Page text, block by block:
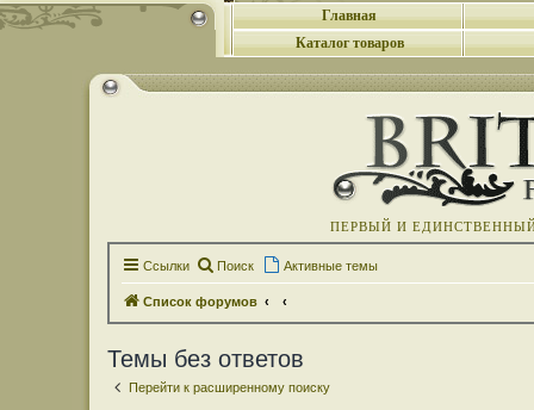
Главная
Каталог товаров
ПЕРВЫЙ И
Ссылки Поиск Активные темы
Список форумов
Темы без ответов
Перейти к расширенному поиску